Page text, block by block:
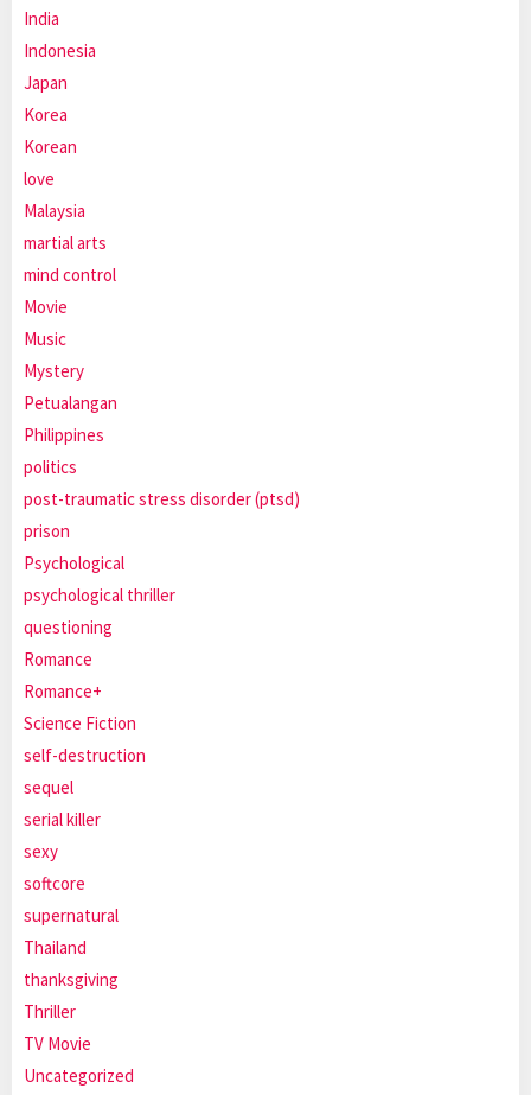
India
Indonesia
Japan
Korea
Korean
love
Malaysia
martial arts
mind control
Movie
Music
Mystery
Petualangan
Philippines
politics
post-traumatic stress disorder (ptsd)
prison
Psychological
psychological thriller
questioning
Romance
Romance+
Science Fiction
self-destruction
sequel
serial killer
sexy
softcore
supernatural
Thailand
thanksgiving
Thriller
TV Movie
Uncategorized